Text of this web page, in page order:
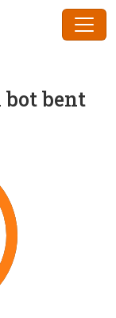
bot bent